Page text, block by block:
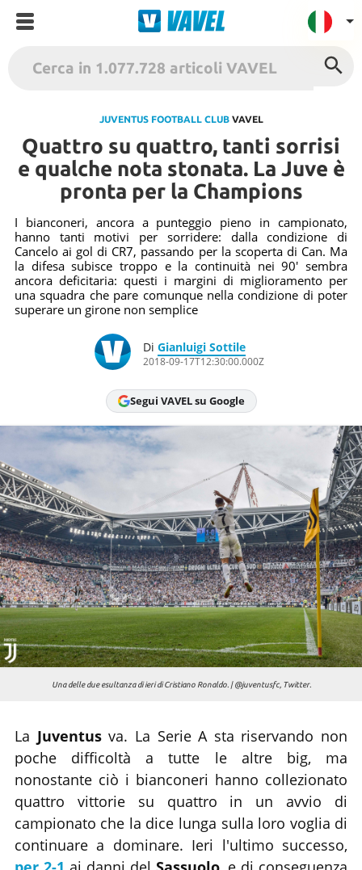
UK
Spagna
México
Argentina
Colombia
Brasile
Francia
JUVENTUS FOOTBALL CLUBVAVEL
Quattro su quattro, tanti sorrisi
e qualche nota stonata. La Juve è
pronta per la Champions
I bianconeri, ancora a punteggio pieno in campionato,
hanno tanti motivi per sorridere: dalla condizione di
Cancelo ai gol di CR7, passando per la scoperta di Can. Ma
la difesa subisce troppo e la continuità nei 90' sembra
ancora deficitaria: questi i margini di miglioramento per
una squadra che pare comunque nella condizione di poter
superare un girone non semplice
Di Gianluigi Sottile
2018-09-17T12:30:00.000Z
Segui VAVEL su Google
Una delle due esultanza di ieri di Cristiano Ronaldo. | @juventusfc, Twitter.
La Juventusva. La Serie A sta riservando non
poche difficoltà a tutte le altre big, ma
nonostante ciò i bianconeri hanno collezionato
quattro vittorie su quattro in un avvio di
campionato che la dice lunga sulla loro voglia di
continuare a dominare. Ieri l'ultimo successo,